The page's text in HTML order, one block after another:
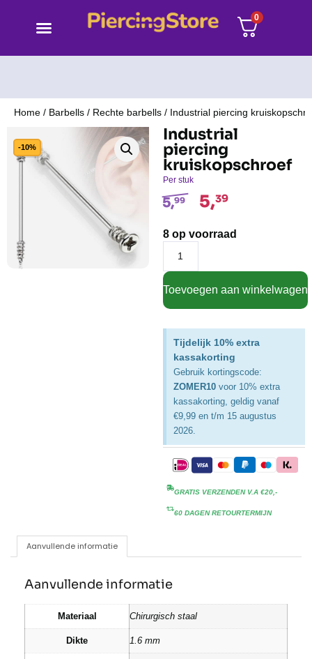
0
Home / Barbells / Rechte barbells / Industrial piercing
-10%
Industrial
piercing
kruiskopschroef
Per stuk
5,99 5,39
8 op voorraad
Toevoegen aan winkelwagen
Tijdelijk 10% extra
kassakorting
Gebruik kortingscode:
ZOMER10 voor 10% extra
kassakorting, geldig vanaf
€9,99 en t/m 15 augustus
2026.
GRATIS VERZENDEN V.A €20,-
60 DAGEN RETOURTERMIJN
Aanvullende informatie
Aanvullende informatie
Materiaal Chirurgisch staal
Dikte 1.6 mm